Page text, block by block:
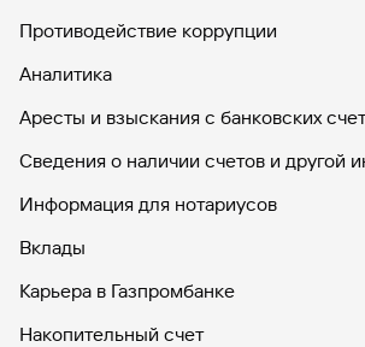
Противодействие коррупции
Аналитика
Аресты и взыскания с банковских
Сведения о наличии счетов и другой
Информация для нотариусов
Вклады
Карьера в Газпромбанке
Накопительный счет